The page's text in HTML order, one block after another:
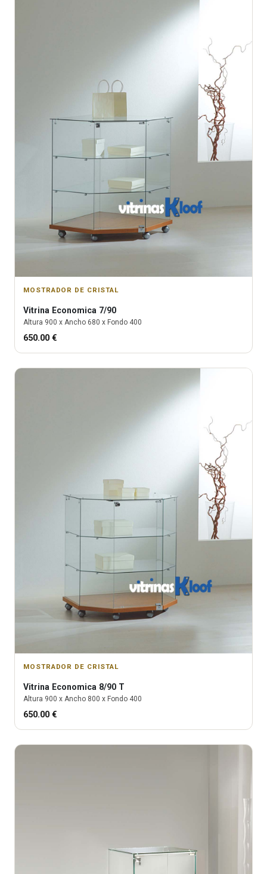
MOSTRADOR DE CRISTAL
Vitrina Economica 7/90
Altura 900 x Ancho 680 x Fondo 400
650.00 €
MOSTRADOR DE CRISTAL
Vitrina Economica 8/90 T
Altura 900 x Ancho 800 x Fondo 400
650.00 €